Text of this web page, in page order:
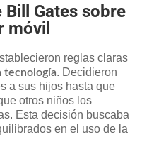
Gates sobre
móvil
reglas claras
tecnología. Decidieron
a sus hijos hasta que
otros niños los
Esta decisión buscaba
en el uso de la